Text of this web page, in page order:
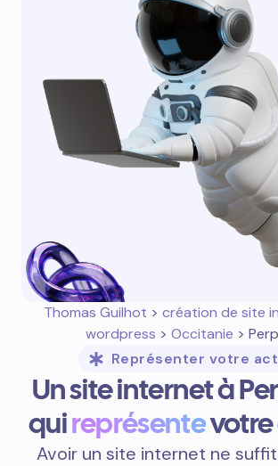
Thomas Guilhot > création de site
wordpress > Occitanie >
Représenter votre
Un site internet à
quireprésente
Avoir un site internet ne